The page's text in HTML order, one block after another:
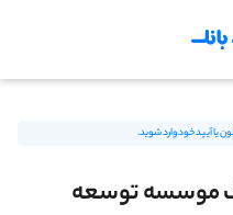
یا آیپد خود وارد شوید.
موسسه توسعه